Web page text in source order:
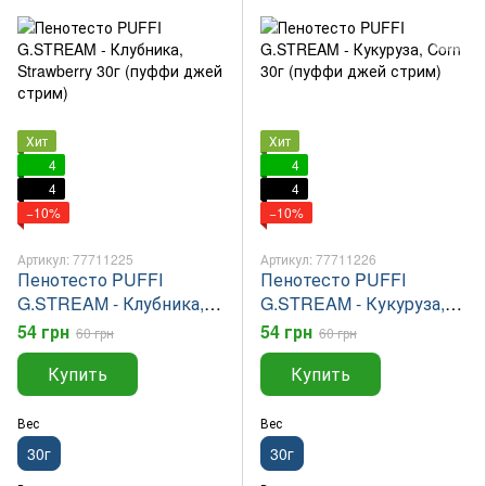
Хит
4
4
−10%
Артикул: 77711225
Пенотесто PUFFI
G.STREAM - Клубника,
Strawberry 30г (пуффи
джей стрим)
54 грн 60 грн
Купить
Вес
30г
Хит
4
4
−10%
Артикул: 77711226
Пенотесто PUFFI
G.STREAM - Кукуруза,
Corn 30г (пуффи джей
стрим)
54 грн 60 грн
Купить
Вес
30г